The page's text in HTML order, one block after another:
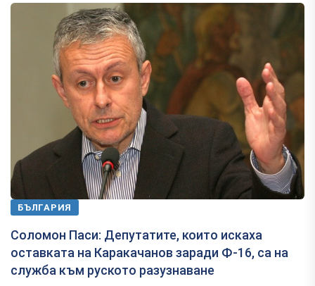
БЪЛГАРИЯ
Соломон Паси: Депутатите, които искаха
оставката на Каракачанов заради Ф-16, са на
служба към руското разузнаване